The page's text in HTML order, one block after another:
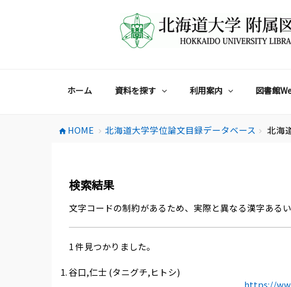
ホーム 資料を探す 利用案内 図書館
home HOME chevron_right 北海道大学学位論文目録データベース chevron_right 北海
検索結果
文字コードの制約があるため、実際と異なる漢字ある
1 件見つかりました。
谷口,仁士 (タニグチ,ヒトシ)
https://